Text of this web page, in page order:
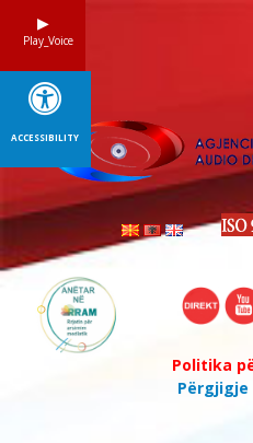
Politika
Play_Voice
ACCESSIBILITY